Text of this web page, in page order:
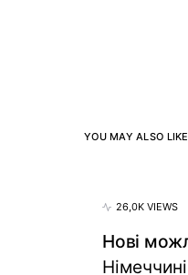
YOU MAY ALSO LIKE
26,0K VIEWS
Нові